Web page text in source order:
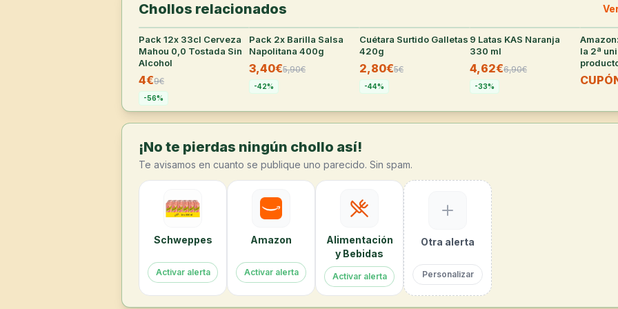
Chollos relacionados
28°
Pack 12x 33cl Cerveza
Mahou 0,0 Tostada Sin
Alcohol
4€9€
-56%
27
Pack 2x Barilla Salsa
Napolitana 400g
3,40€5,90€
-42%
25°
Cuétara Surtido Galletas
420g
2,80€5€
-44%
25
9 Latas KAS Naranja
330 ml
4,62€6,90€
-33%
la 2ª
¡No te pierdas ningún chollo así!
Te avisamos en cuanto se publique uno parecido. Sin spam.
Schweppes
Activar alerta
Amazon
Activar alerta
Alimentación
y Bebidas
Activar alerta
Otra alerta
Personalizar